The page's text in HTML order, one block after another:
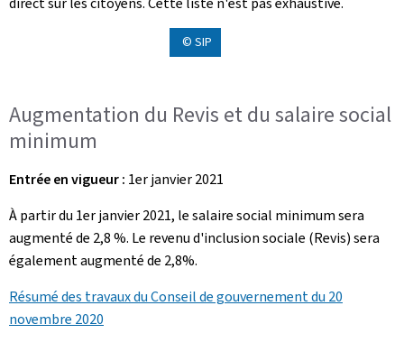
© SIP
Augmentation du Revis et du salaire social
minimum
Entrée en vigueur : 1er janvier 2021
À partir du 1er janvier 2021, le salaire social minimum sera
augmenté de 2,8 %. Le revenu d'inclusion sociale (Revis) sera
également augmenté de 2,8%.
Résumé des travaux du Conseil de gouvernement du 20
novembre 2020